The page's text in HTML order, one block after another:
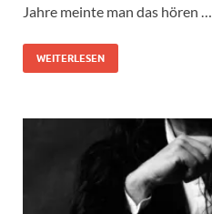
Jahre meinte man das hören …
WEITERLESEN